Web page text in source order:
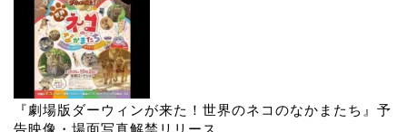
『劇場版ダーウィンが来た！世界のネコのなかまたち』予
告映像・場面写真解禁リリース